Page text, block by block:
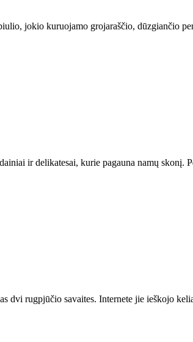
jokio kuruojamo grojaraščio, dūzgiančio
ir delikatesai, kurie pagauna namų
dvi rugpjūčio savaites. Internete jie ieškojo